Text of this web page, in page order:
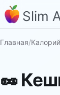
Slim
Главная/
🥜